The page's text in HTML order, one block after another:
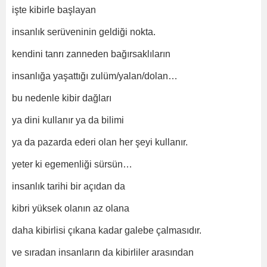
işte kibirle başlayan
insanlık serüveninin geldiği nokta.
kendini tanrı zanneden bağırsaklıların
insanlığa yaşattığı zulüm/yalan/dolan…
bu nedenle kibir dağları
ya dini kullanır ya da bilimi
ya da pazarda ederi olan her şeyi kullanır.
yeter ki egemenliği sürsün…
insanlık tarihi bir açıdan da
kibri yüksek olanın az olana
daha kibirlisi çıkana kadar galebe çalmasıdır.
ve sıradan insanların da kibirliler arasından